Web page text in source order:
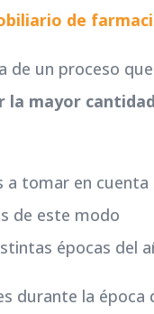
de
de un proceso que
la mayor
a tomar en cuenta
de este modo
épocas del
durante la época